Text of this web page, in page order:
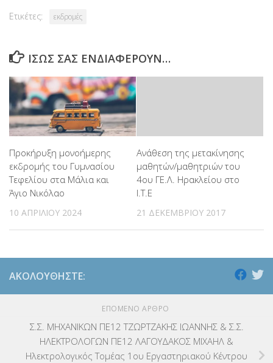
Ετικέτες: εκδρομές
ΊΣΩΣ ΣΑΣ ΕΝΔΙΑΦΈΡΟΥΝ…
Προκήρυξη μονοήμερης
εκδρομής του Γυμνασίου
Τεφελίου στα Μάλια και
Άγιο Νικόλαο
10 ΑΠΡΙΛΊΟΥ 2024
Ανάθεση της μετακίνησης
μαθητών/μαθητριών του
4ου ΓΕ.Λ. Ηρακλείου στο
Ι.Τ.Ε
21 ΔΕΚΕΜΒΡΊΟΥ 2017
ΑΚΟΛΟΥΘΉΣΤΕ:
ΕΠΌΜΕΝΟ ΆΡΘΡΟ
Σ.Σ. ΜΗΧΑΝΙΚΩΝ ΠΕ12 ΤΖΩΡΤΖΑΚΗΣ ΙΩΑΝΝΗΣ & Σ.Σ.
ΗΛΕΚΤΡΟΛΟΓΩΝ ΠΕ12 ΛΑΓΟΥΔΑΚΟΣ ΜΙΧΑΗΛ &
Ηλεκτρολογικός Τομέας 1ου Εργαστηριακού Κέντρου